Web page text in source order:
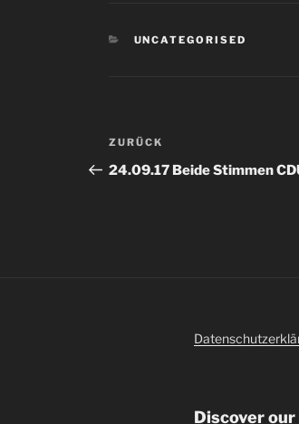
KATEGORIEN
UNCATEGORISED
Beitragsnavigation
Vorheriger
Beitrag
ZURÜCK
24.09.17 Beide Stimmen
Discover our